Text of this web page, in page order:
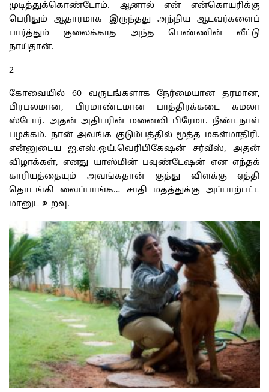
முடித்துக்கொண்டோம். ஆனால் என் என்கொயரிக்கு
பெரிதும் ஆதாரமாக இருந்தது அந்நிய ஆடவர்களைப்
பார்த்தும் குலைக்காத அந்த பெண்ணின் வீட்டு
நாய்தான்.
2
கோவையில் 60 வருடங்களாக நேர்மையான தரமான,
பிரபலமான, பிரமாண்டமான பாத்திரக்கடை கமலா
ஸ்டோர். அதன் அதிபரின் மனைவி பிரேமா. நீண்டநாள்
பழக்கம். நான் அவங்க குடும்பத்தில் மூத்த மகள்மாதிரி.
என்னுடைய ஐ.எஸ்.ஒய்.வெரிபிகேஷன் சர்வீஸ், அதன்
விழாக்கள், எனது யாஸ்மின் பவுண்டேஷன் என எந்தக்
காரியத்தையும் அவங்கதான் குத்து விளக்கு ஏத்தி
தொடங்கி வைப்பாங்க… சாதி மதத்துக்கு அப்பாற்பட்ட
மானுட உறவு.